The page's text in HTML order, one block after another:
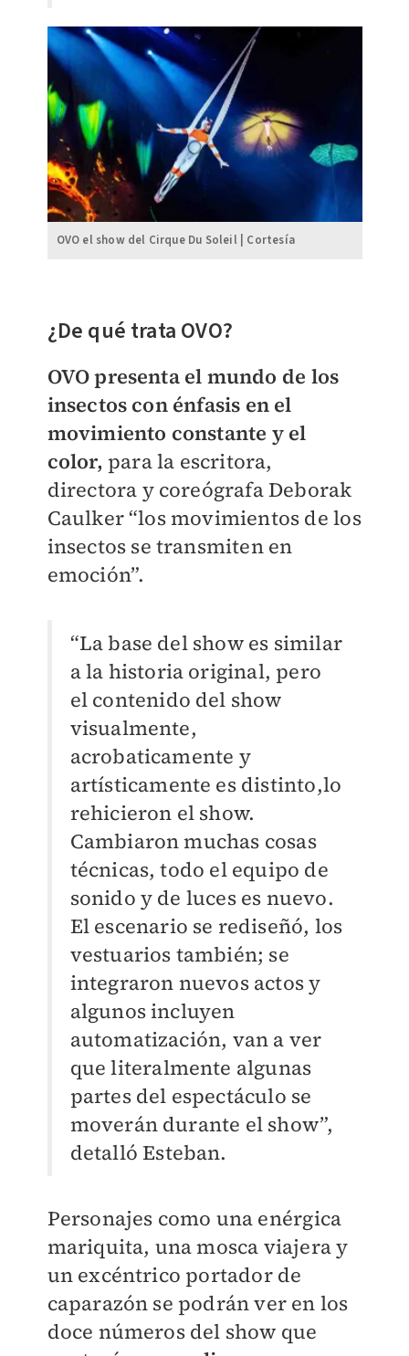
OVO el show del Cirque Du Soleil | Cortesía
¿De qué trata OVO?
OVO presenta el mundo de los
insectos con énfasis en el
movimiento constante y el
color, para la escritora,
directora y coreógrafa Deborak
Caulker “los movimientos de los
insectos se transmiten en
emoción”.
“La base del show es similar
a la historia original, pero
el contenido del show
visualmente,
acrobaticamente y
artísticamente es distinto,lo
rehicieron el show.
Cambiaron muchas cosas
técnicas, todo el equipo de
sonido y de luces es nuevo.
El escenario se rediseñó, los
vestuarios también; se
integraron nuevos actos y
algunos incluyen
automatización, van a ver
que literalmente algunas
partes del espectáculo se
moverán durante el show”,
detalló Esteban.
Personajes como una enérgica
mariquita, una mosca viajera y
un excéntrico portador de
caparazón se podrán ver en los
doce números del show que